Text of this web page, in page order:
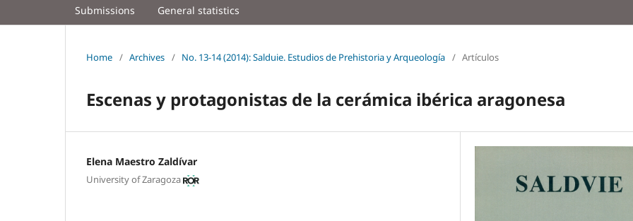
Submissions General statistics
Home / Archives / No. 13-14 (2014): Salduie. Estudios de Prehistoria y Arqueología / Artículos
Escenas y protagonistas de la cerámica ibérica aragonesa
Elena Maestro Zaldívar
University of Zaragoza